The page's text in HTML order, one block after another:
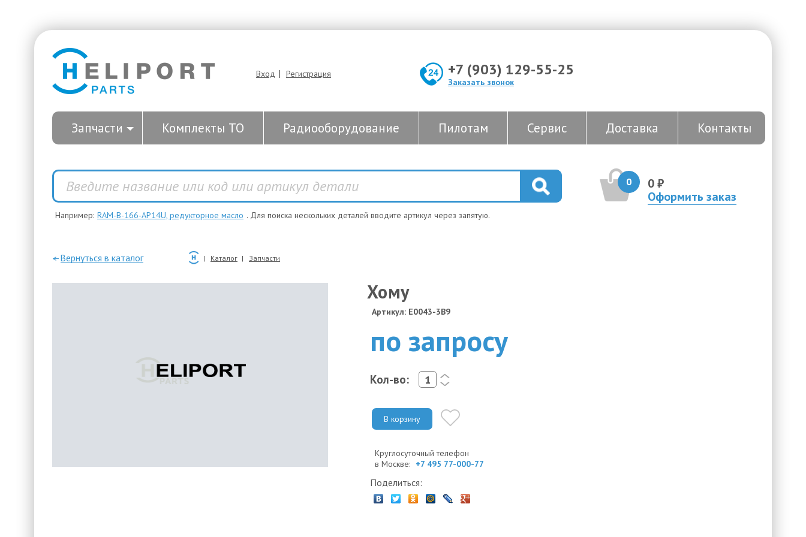
Вход | Регистрация +7 (903) 129-55-25
Заказать звонок
Запчасти Комплекты ТО Радиооборудование Пилотам Сервис Доставка Контакты
0
0 ₽
Оформить заказ
Например: RAM-B-166-AP14U, редукторное масло . Для поиска нескольких деталей вводите артикул через запятую.
—Вернуться в каталог Каталог Запчасти
Хому
Артикул: E0043-3B9
по запросу
Кол-во:
<
>
В корзину
Круглосуточный телефон
в Москве: +7 495 77-000-77
Поделиться: